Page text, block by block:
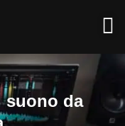
suono da